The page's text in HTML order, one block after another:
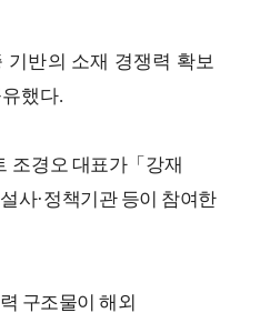
기반의 소재 경쟁력 확보
했다.
조경오 대표가「 강재
사·정책기관 등이 참여한
력 구조물이 해외